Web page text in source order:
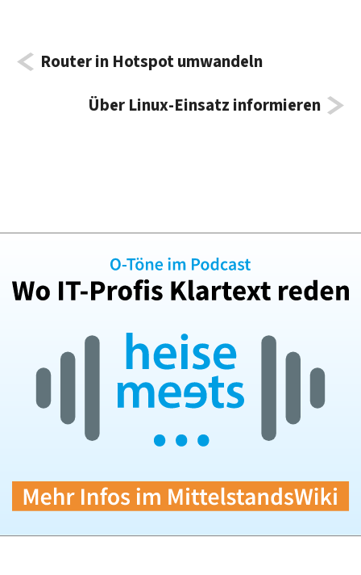
Router in Hotspot umwandeln
Über Linux-Einsatz informieren